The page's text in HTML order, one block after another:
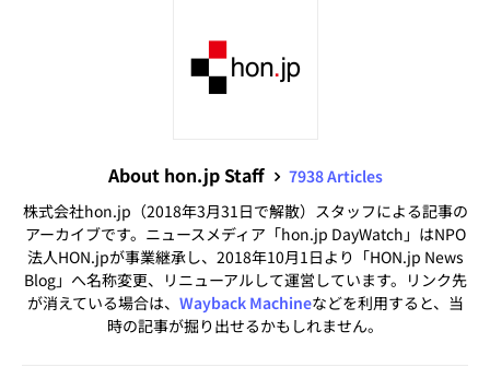
About hon.jp Staff
7938 Articles
株式会社hon.jp（2018年3月31日で解散）スタッフによる記事の
アーカイブです。ニュースメディア「hon.jp DayWatch」はNPO
法人HON.jpが事業継承し、2018年10月1日より「HON.jp News
Blog」へ名称変更、リニューアルして運営しています。リンク先
が消えている場合は、 Wayback Machineなどを利用すると、当
時の記事が掘り出せるかもしれません。